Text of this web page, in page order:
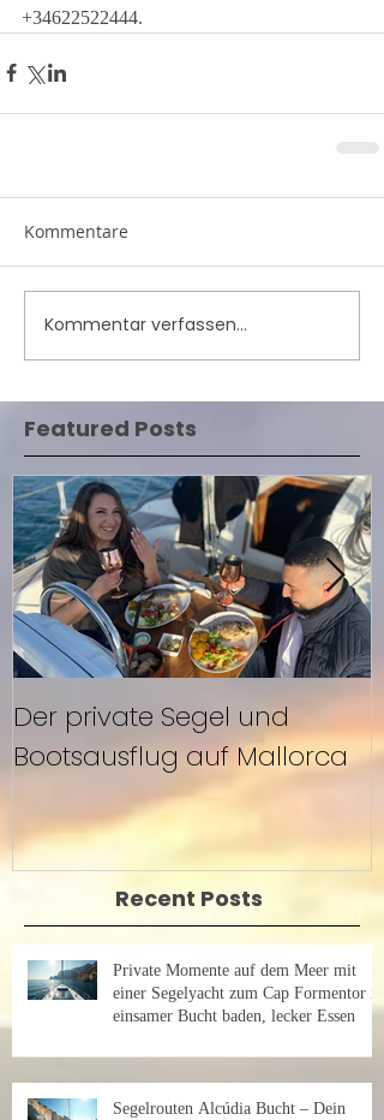
+34622522444.
Kommentare
Kommentar verfassen...
Featured Posts
Der private Segel und
Bootsausflug auf Mallorca
Recent Posts
Private Momente auf dem Meer mit
einer Segelyacht zum Cap Formentor in
einsamer Bucht baden, lecker Essen
Segelrouten Alcúdia Bucht – Dein